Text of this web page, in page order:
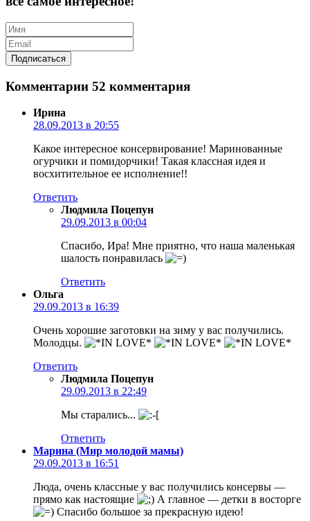
Комментарии 52 комментария
Ирина
28.09.2013 в 20:55
Какое интересное консервирование! Маринованные
огурчики и помидорчики! Такая классная идея и
восхитительное ее исполнение!!
Ответить
Людмила Поцепун
29.09.2013 в 00:04
Спасибо, Ира! Мне приятно, что наша маленькая
шалость понравилась
Ответить
Ольга
29.09.2013 в 16:39
Очень хорошие заготовки на зиму у вас получились.
Молодцы.
Ответить
Людмила Поцепун
29.09.2013 в 22:49
Мы старались...
Ответить
Марина (Мир молодой мамы)
29.09.2013 в 16:51
Люда, очень классные у вас получились консервы —
прямо как настоящие
А главное — детки в восторге
Спасибо большое за прекрасную идею!